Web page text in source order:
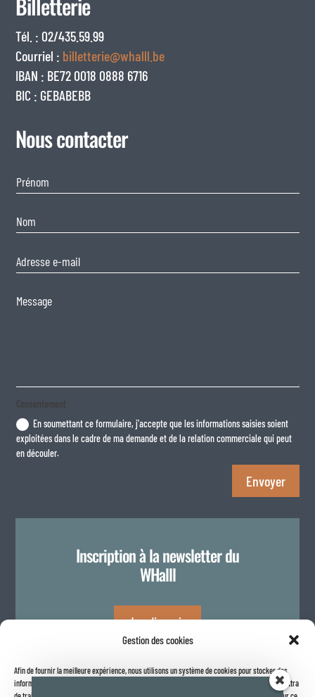
Gestion des cookies
Afin de fournir la meilleure expérience, nous utilisons un système de cookies pour stocker des
informations sur votre navigateur internet. Le fait de consentir à ces technologies nous permettra
Tél. : 02/435.59.99
Courriel : billetterie@whalll.be
IBAN : BE72 0018 0888 6716
BIC : GEBABEBB
Nous contacter
Consentement
En soumettant ce formulaire, j'accepte que les informations saisies soient
exploitées dans le cadre de ma demande et de la relation commerciale qui peut
en découler.
Envoyer
Inscription à la newsletter du
WHalll
Je m'inscris
Politique de confidentialité